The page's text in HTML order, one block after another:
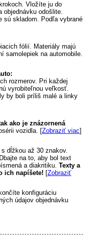
Vložíte ju do
objednávku odošlite.
sú skladom. Podľa vybrané
fólií. Materiály majú
samolepiek na automobile.
rozmerov. Pri každej
vyrobiteľnou veľkosť.
by boli príliš malé a linky
ako je znázornená
vozidla. [Zobraziť viac]
dĺžkou až 30 znakov.
na to, aby bol text
a diakritiku. Texty a
ich napíšete! [Zobraziť
konfiguráciu
údajov objednávku